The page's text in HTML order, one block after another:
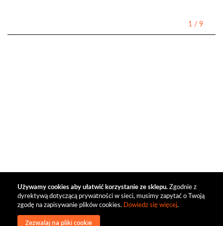
Używamy cookies aby ułatwić korzystanie ze sklepu. Zgodnie z
dyrektywą dotyczącą prywatności w sieci, musimy zapytać o Twoją
zgodę na zapisywanie plików cookies. Dowiedz się więcej.
Zezwalaj na pliki cookie
1 / 9